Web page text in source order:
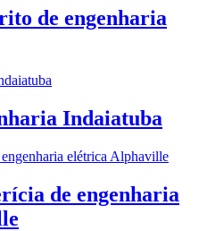
de engenharia
Indaiatuba
de engenharia